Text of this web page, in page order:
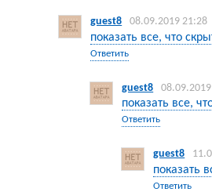
guest8 08.09.2019 21:28
показать все, что
Ответить
guest8
показать все,
Ответить
guest8
показать
Ответить